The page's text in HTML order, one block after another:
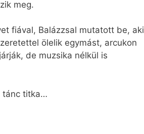
meg.
fiával, Balázzsal mutatott be, aki
ölelik egymást, arcukon
de muzsika nélkül is
tánc titka…